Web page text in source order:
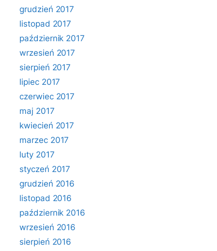
grudzień 2017
listopad 2017
październik 2017
wrzesień 2017
sierpień 2017
lipiec 2017
czerwiec 2017
maj 2017
kwiecień 2017
marzec 2017
luty 2017
styczeń 2017
grudzień 2016
listopad 2016
październik 2016
wrzesień 2016
sierpień 2016